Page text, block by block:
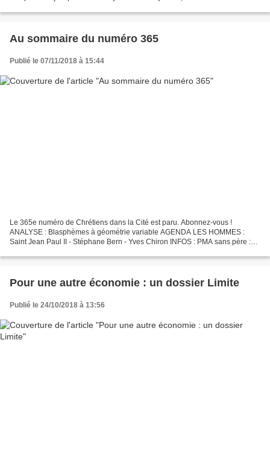
Au sommaire du numéro 365
Publié le 07/11/2018 à 15:44
Le 365e numéro de Chrétiens dans la Cité est paru. Abonnez-vous !
ANALYSE : Blasphèmes à géométrie variable AGENDA LES HOMMES :
Saint Jean Paul II - Stéphane Bern - Yves Chiron INFOS : PMA sans père :
Pour une autre économie : un dossier Limite
Publié le 24/10/2018 à 13:56